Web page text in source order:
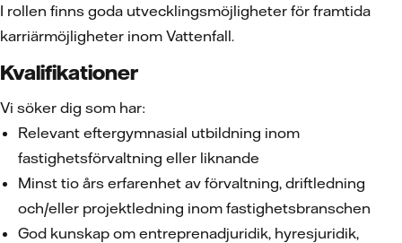
I rollen finns goda utvecklingsmöjligheter för framtida
karriärmöjligheter inom Vattenfall.
Kvalifikationer
Vi söker dig som har:
Relevant eftergymnasial utbildning inom
fastighetsförvaltning eller liknande
Minst tio års erfarenhet av förvaltning, driftledning
och/eller projektledning inom fastighetsbranschen
God kunskap om entreprenadjuridik, hyresjuridik,